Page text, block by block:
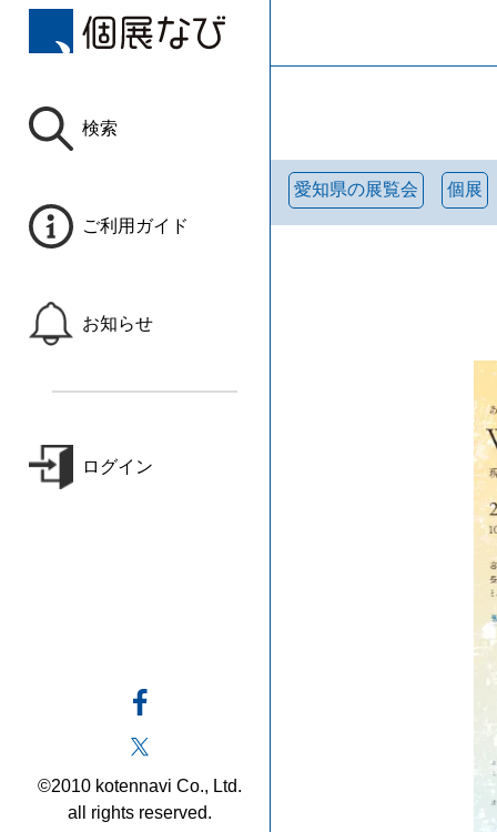
検索
ご利用ガイド
お知らせ
ログイン
©2010 kotennavi Co., Ltd.
all rights reserved.
愛知県の展覧会 個展